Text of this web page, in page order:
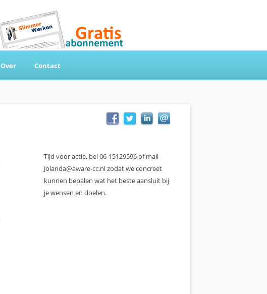
Over Contact
Tijd voor actie, bel 06-15129596 of mail
Jolanda@aware-cc.nl zodat we concreet
kunnen bepalen wat het beste aansluit bij
je wensen en doelen.